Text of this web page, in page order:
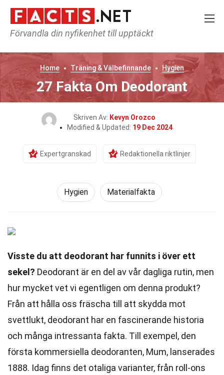
Förvandla din nyfikenhet till upptäckt
Home Träning & Välbefinnande Hygien
27 Fakta Om Deodorant
Skriven Av: Kevyn Orozco
Modified & Updated: 19 Dec 2024
Expertgranskad Redaktionella riktlinjer
Hygien Materialfakta
Visste du att deodorant har funnits i över ett
sekel? Deodorant är en del av vår dagliga rutin, men
hur mycket vet vi egentligen om denna produkt?
Från att hålla oss fräscha till att skydda mot
svettlukt, deodorant har en fascinerande historia
och många intressanta fakta. Till exempel, den
första kommersiella deodoranten, Mum, lanserades
1888. Idag finns det otaliga varianter, från roll-ons